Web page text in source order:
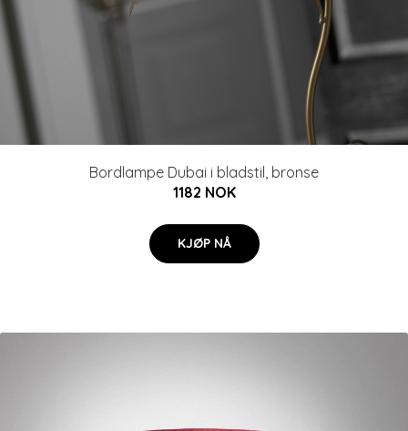
Bordlampe Dubai i bladstil, bronse
1182 NOK
KJØP NÅ